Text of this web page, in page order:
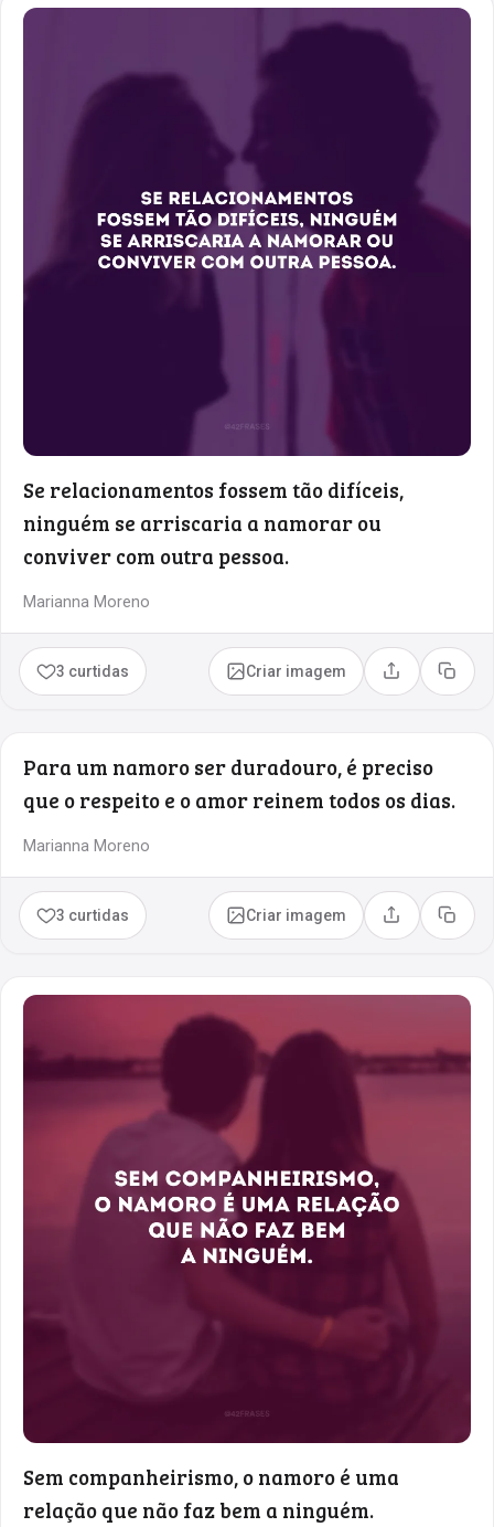
Se relacionamentos fossem tão difíceis,
ninguém se arriscaria a namorar ou
conviver com outra pessoa.
Marianna Moreno
3 curtidas Criar imagem Compartilhar
Copiar
Para um namoro ser duradouro, é preciso
que o respeito e o amor reinem todos os dias.
Marianna Moreno
3 curtidas Criar imagem Compartilhar
Copiar
Sem companheirismo, o namoro é uma
relação que não faz bem a ninguém.